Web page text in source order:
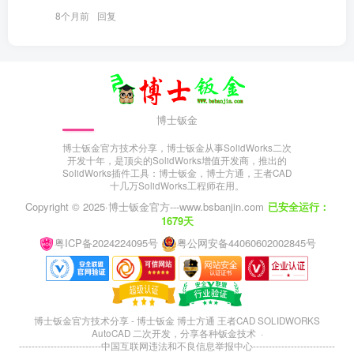
8个月前 回复
博士钣金
博士钣金官方技术分享，博士钣金从事SolidWorks二次
开发十年，是顶尖的SolidWorks增值开发商，推出的
SolidWorks插件工具：博士钣金，博士方通，王者CAD
十几万SolidWorks工程师在用。
Copyright © 2025·博士钣金官方---www.bsbanjin.com 已安全运行：
1679天
粤ICP备2024224095号
粤公网安备44060602002845号
博士钣金官方技术分享 - 博士钣金 博士方通 王者CAD SOLIDWORKS
AutoCAD 二次开发，分享各种钣金技术 ·
--------------------------中国互联网违法和不良信息举报中心--------------------------